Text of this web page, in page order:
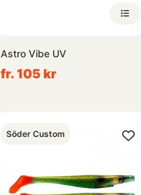
Astro Vibe UV
fr. 105 kr
Söder Custom